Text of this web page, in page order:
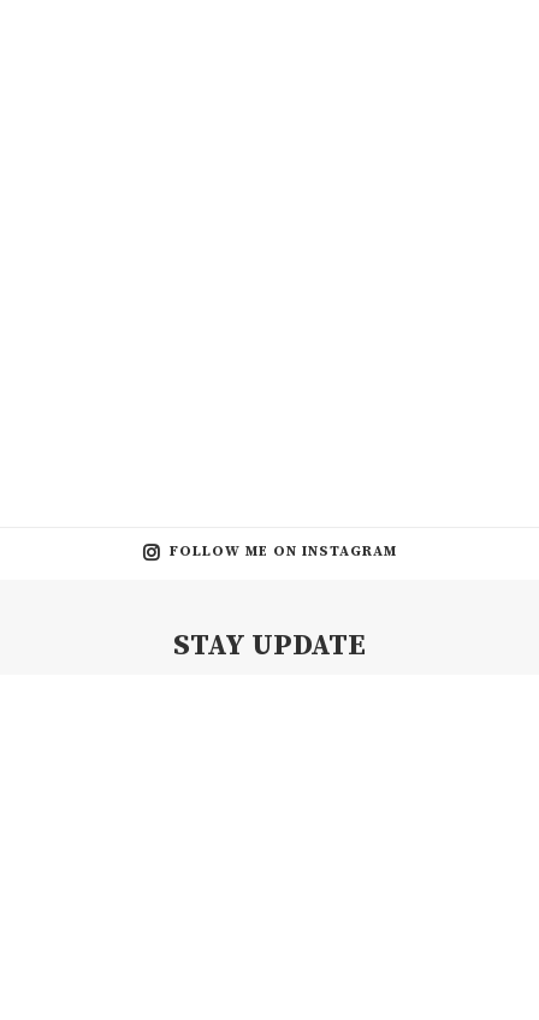
FOLLOW ME ON INSTAGRAM
STAY UPDATE